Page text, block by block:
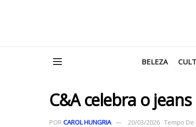
BELEZA
C&A celebra o
POR CAROL HUNGRIA 20/03/2026 Tempo